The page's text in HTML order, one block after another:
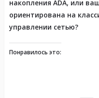
накопления ADA, или
ориентирована на
управлении сетью?
Понравилось это: